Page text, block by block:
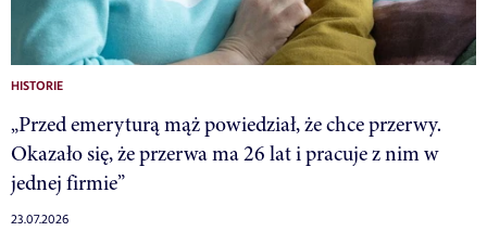
HISTORIE
„Przed emeryturą mąż powiedział, że chce przerwy.
Okazało się, że przerwa ma 26 lat i pracuje z nim w
jednej firmie”
23.07.2026